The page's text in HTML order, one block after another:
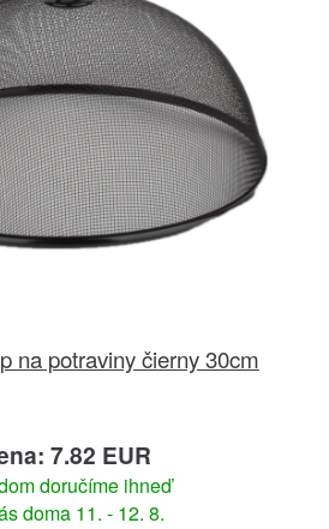
na potraviny čierny 30cm
7.82 EUR
doručíme ihneď
doma 11. - 12. 8.